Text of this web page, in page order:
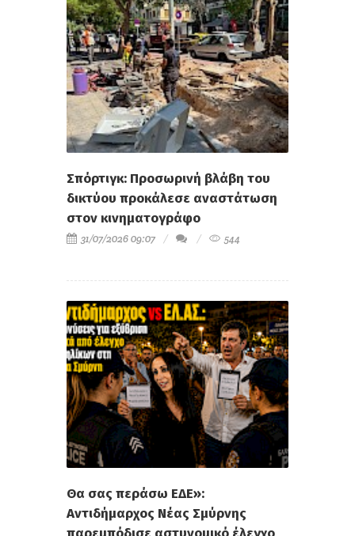
Σπόρτιγκ: Προσωρινή βλάβη του
δικτύου προκάλεσε αναστάτωση
στον κινηματογράφο
31/07/2026 09:07 544
Θα σας περάσω ΕΔΕ»:
Αντιδήμαρχος Νέας Σμύρνης